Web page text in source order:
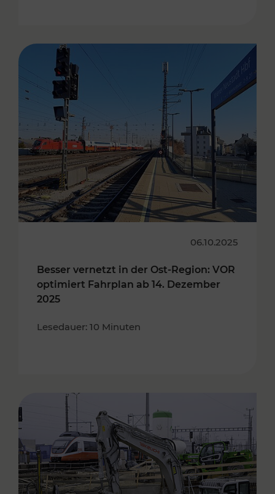
06.10.2025
Besser vernetzt in der Ost-Region: VOR
optimiert Fahrplan ab 14. Dezember
2025
Lesedauer: 10 Minuten